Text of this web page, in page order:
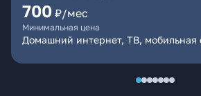
700 ₽/мес
Минимальная цена
Домашний интернет, ТВ, мобильная